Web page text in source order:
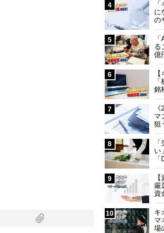
4
に
の
5
る
億
6
銘
7
マ
狙
8
い
9
厳
資
10
キ
マ
場